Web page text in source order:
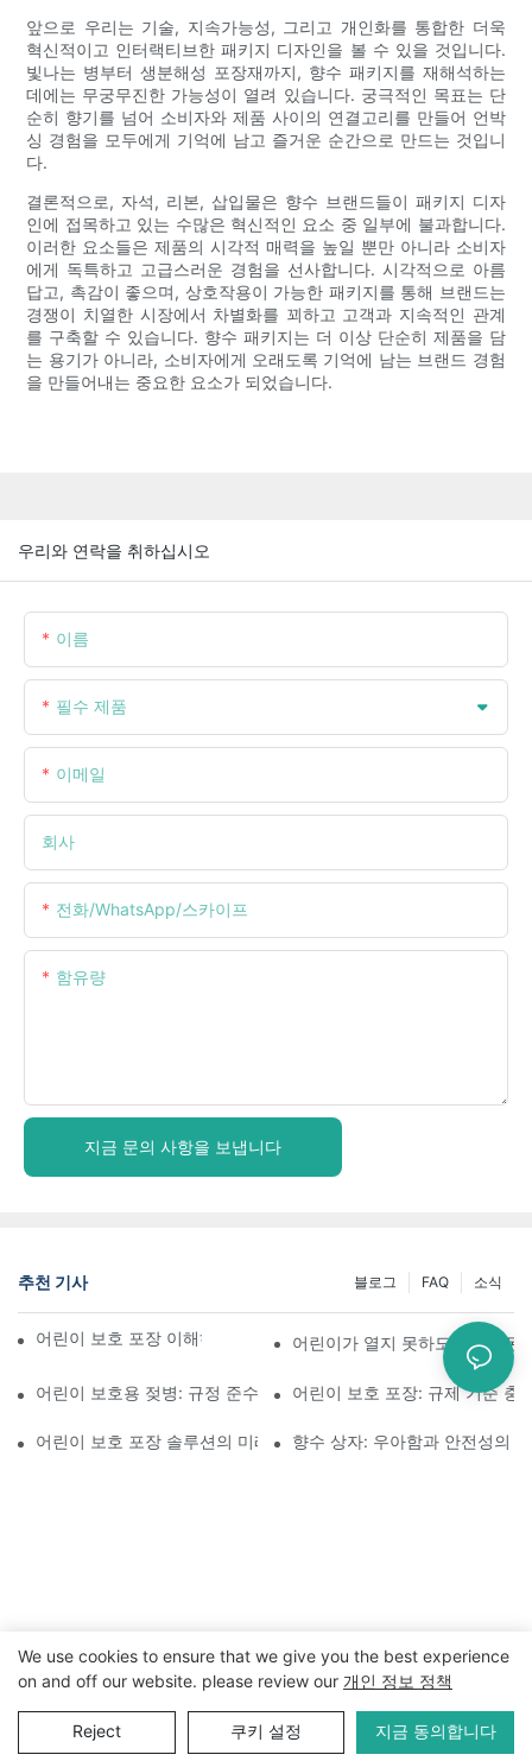
앞으로 우리는 기술, 지속가능성, 그리고 개인화를 통합한 더욱
혁신적이고 인터랙티브한 패키지 디자인을 볼 수 있을 것입니다.
빛나는 병부터 생분해성 포장재까지, 향수 패키지를 재해석하는
데에는 무궁무진한 가능성이 열려 있습니다. 궁극적인 목표는 단
순히 향기를 넘어 소비자와 제품 사이의 연결고리를 만들어 언박
싱 경험을 모두에게 기억에 남고 즐거운 순간으로 만드는 것입니
다.
결론적으로, 자석, 리본, 삽입물은 향수 브랜드들이 패키지 디자
인에 접목하고 있는 수많은 혁신적인 요소 중 일부에 불과합니다.
이러한 요소들은 제품의 시각적 매력을 높일 뿐만 아니라 소비자
에게 독특하고 고급스러운 경험을 선사합니다. 시각적으로 아름
답고, 촉감이 좋으며, 상호작용이 가능한 패키지를 통해 브랜드는
경쟁이 치열한 시장에서 차별화를 꾀하고 고객과 지속적인 관계
를 구축할 수 있습니다. 향수 패키지는 더 이상 단순히 제품을 담
는 용기가 아니라, 소비자에게 오래도록 기억에 남는 브랜드 경험
을 만들어내는 중요한 요소가 되었습니다.
우리와 연락을 취하십시오
이름
필수 제품
이메일
회사
전화/WhatsApp/스카이프
함유량
지금 문의 사항을 보냅니다
추천 기사 소식
FAQ
블로그
어린이 보호 포장 이해하기: 어린이의 안전 확보어린이가 열지 못하도록 설계된
어린이 보호용 젖병: 규정 준수를 위해 알아야 할 사항
어린이 보호 포장: 규제 기준 충
어린이 보호 포장 솔루션의 미래 향수 상자: 우아함과 안전성의
저작권 © 2024 WWW.ECCODY.COM |사이트맵| 개인 정보 보
호 정책
We use cookies to ensure that we give you the best experience
on and off our website. please review our 개인 정보 정책
Reject 쿠키 설정 지금 동의합니다